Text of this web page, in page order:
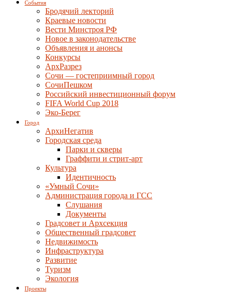
События
Бродячий лекторий
Краевые новости
Вести Минстроя РФ
Новое в законодательстве
Объявления и анонсы
Конкурсы
АрхРазрез
Сочи — гостеприимный город
СочиПешком
Российский инвестиционный форум
FIFA World Cup 2018
Эко-Берег
Город
АрхиНегатив
Городская среда
Парки и скверы
Граффити и стрит-арт
Культура
Идентичность
«Умный Сочи»
Администрация города и ГСС
Слушания
Документы
Градсовет и Архсекция
Общественный градсовет
Недвижимость
Инфраструктура
Развитие
Туризм
Экология
Проекты